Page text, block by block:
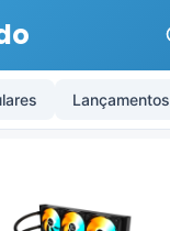
Lançamentos